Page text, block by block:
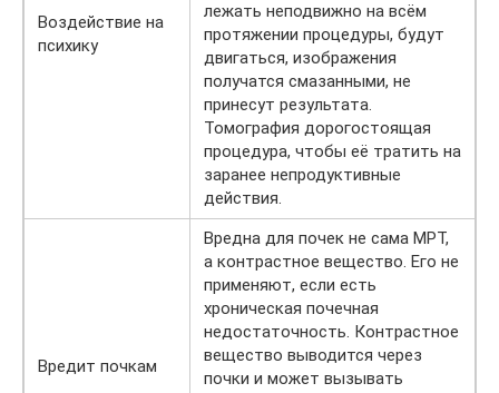
Воздействие на
психику
лежать неподвижно на всём
протяжении процедуры, будут
двигаться, изображения
получатся смазанными, не
принесут результата.
Томография дорогостоящая
процедура, чтобы её тратить на
заранее непродуктивные
действия.
Вредит почкам
Вредна для почек не сама МРТ,
а контрастное вещество. Его не
применяют, если есть
хроническая почечная
недостаточность. Контрастное
вещество выводится через
почки и может вызывать